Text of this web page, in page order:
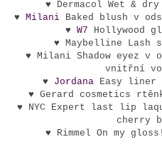
♥ Dermacol Wet &
♥ Milani Baked blush v
♥ W7 Hollywood
♥ Maybelline Lash
♥ Milani Shadow eyez v
vnitřní
♥ Jordana
Easy liner
♥ Gerard cosmetics
♥ NYC Expert last lip
cherry
♥ Rimmel On my